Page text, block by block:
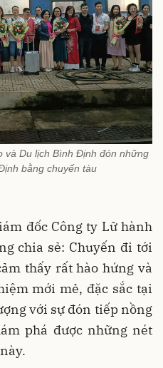
và Du lịch Bình Định đón những
bằng chuyến tàu
đốc Công ty Lữ hành
chia sẻ: Chuyến đi tới
thấy rất hào hứng và
mới mẻ, đặc sắc tại
với sự đón tiếp nồng
phá được những nét